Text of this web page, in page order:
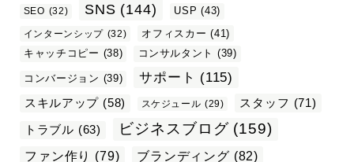
SEO (32) SNS (144) USP (43)
インターンシップ (32) オフィスカー (41)
キャッチコピー (38) コンサルタント (39)
コンバージョン (39) サポート (115)
スキルアップ (58) スケジュール (29) スタッフ (71)
トラブル (63) ビジネスブログ (159)
ファン作り (79) ブランディング (82)